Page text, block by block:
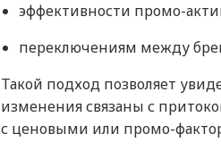
эффективности промо-
переключениям между
Такой подход позволяет
изменения связаны с
с ценовыми или промо-